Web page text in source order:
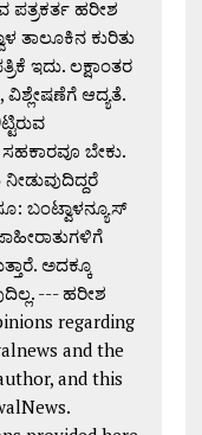
ಹರೀಶ
ತಾಲೂಕಿನ ಕುರಿತು
ಇದು. ಲಕ್ಷಾಂತರ
ವಿಶ್ಲೇಷಣೆಗೆ ಆದ್ಯತೆ.
ಬೇಕು.
ಬಂಟ್ವಾಳನ್ಯೂಸ್
ಅದಕ್ಕೂ
--- ಹರೀಶ
regarding
and the
and this